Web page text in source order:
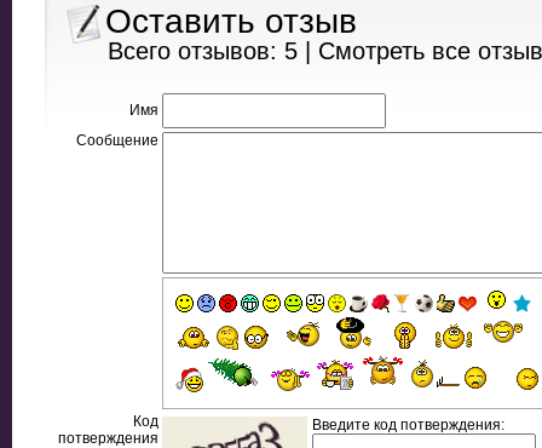
Оставить отзыв
Всего отзывов: 5 | Смотреть все
Имя
Сообщение
Код
потверждения
Введите код потверждения: